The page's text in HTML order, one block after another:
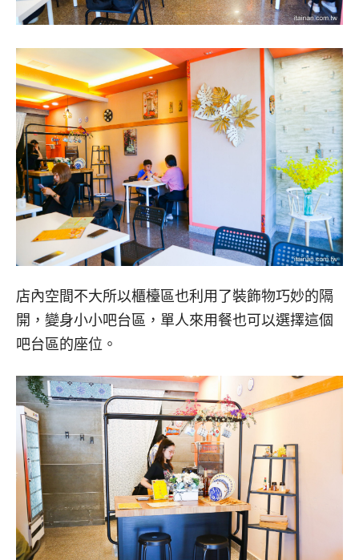
店內空間不大所以櫃檯區也利用了裝飾物巧妙的隔
開，變身小小吧台區，單人來用餐也可以選擇這個
吧台區的座位。